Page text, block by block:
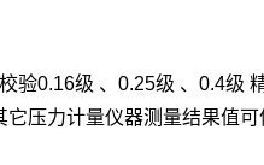
验0.16级 、0.25级 、0.4级
压力计量仪器测量结果值可